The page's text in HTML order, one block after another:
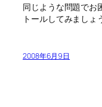
同じような問題でお
トールしてみましょ
2008年6月9日